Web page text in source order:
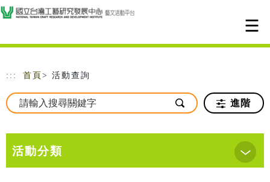
跳到主要內容
網站導覽
::: 首頁 > 活動查詢
進階
活動分類